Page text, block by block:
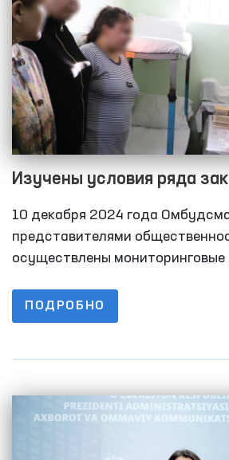
учреждениях принудительного
их представителей.
Изучены условия ряда
учреждений Хорезмской
10 декабря 2024 года
представителями
осуществлены
содержанию лиц с
передвижения. В частности,
отопления и другое. В рамках
женщинами, изучены их
ПОДРОБНО